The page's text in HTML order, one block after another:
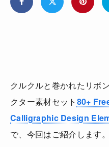
クルクルと巻かれたリボ
クター素材セット 80+
Calligraphic Design
で、今回はご紹介します。